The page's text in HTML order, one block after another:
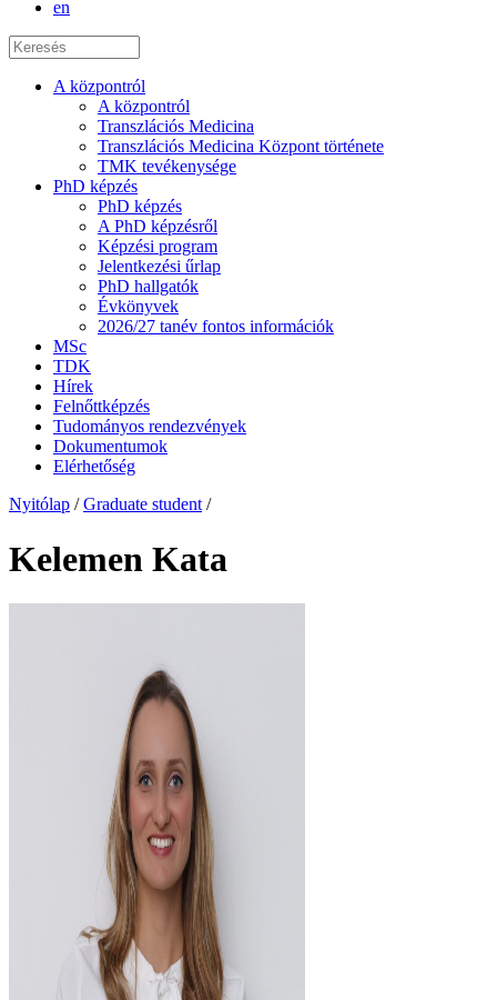
en
A központról
A központról
Transzlációs Medicina
Transzlációs Medicina Központ története
TMK tevékenysége
PhD képzés
PhD képzés
A PhD képzésről
Képzési program
Jelentkezési űrlap
PhD hallgatók
Évkönyvek
2026/27 tanév fontos információk
MSc
TDK
Hírek
Felnőttképzés
Tudományos rendezvények
Dokumentumok
Elérhetőség
Nyitólap / Graduate student /
Kelemen Kata